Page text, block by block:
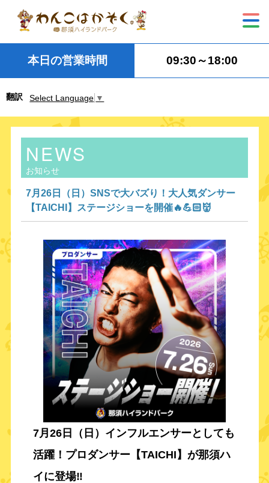
本日の営業時間 09:30～18:00
翻訳 Select Language ▼
NEWS
お知らせ
7月26日（日）SNSで大バズり！大人気ダンサー
【TAICHI】ステージショーを開催🔥💪🏻👹
7月26日（日）インフルエンサーとしても
活躍！プロダンサー【TAICHI】が那須ハ
イに登場‼️